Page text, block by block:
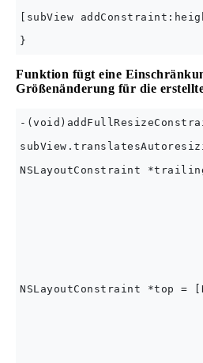
[subView
Funktion fügt eine
Größenänderung für die
-
NSLayoutConstraint
NSLayoutConstraint *top =